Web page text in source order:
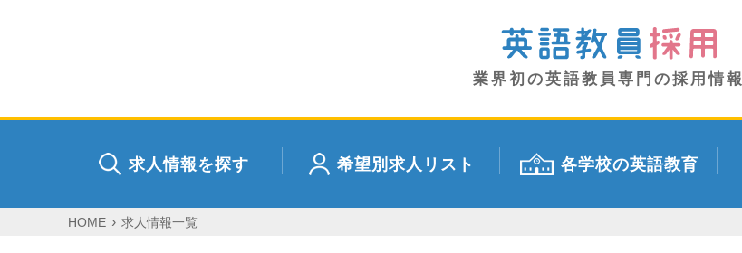
業界初の英語教員専門の採用情報
求人情報を探す 希望別求人リスト 各学校の英語教育
HOME 求人情報一覧